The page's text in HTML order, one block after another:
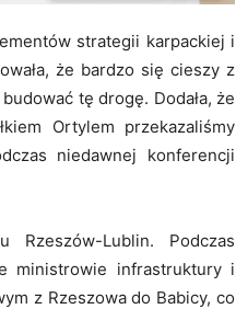
strategii karpackiej i
że bardzo się cieszy z
tę drogę. Dodała, że
Ortylem przekazaliśmy
niedawnej konferencji
Lublin. Podczas
ministrowie infrastruktury i
z Rzeszowa do Babicy, co